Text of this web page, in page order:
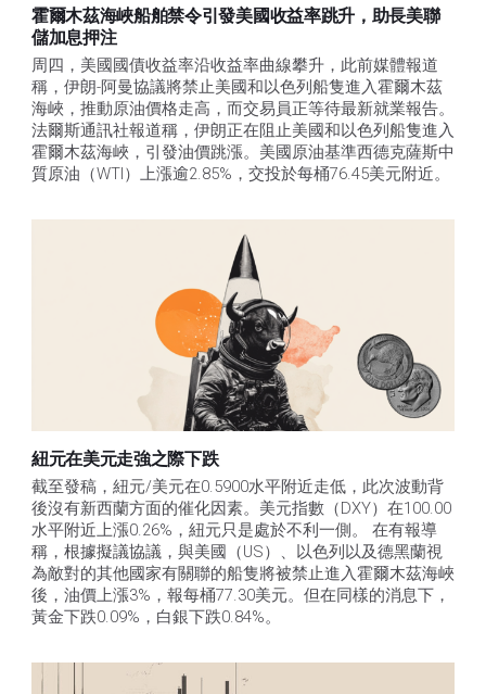
霍爾木茲海峽船舶禁令引發美國收益率跳升，助長美聯
儲加息押注
周四，美國國債收益率沿收益率曲線攀升，此前媒體報道
稱，伊朗-阿曼協議將禁止美國和以色列船隻進入霍爾木茲
海峽，推動原油價格走高，而交易員正等待最新就業報告。
法爾斯通訊社報道稱，伊朗正在阻止美國和以色列船隻進入
霍爾木茲海峽，引發油價跳漲。美國原油基準西德克薩斯中
質原油（WTI）上漲逾2.85%，交投於每桶76.45美元附近。
紐元在美元走強之際下跌
截至發稿，紐元/美元在0.5900水平附近走低，此次波動背
後沒有新西蘭方面的催化因素。美元指數（DXY）在100.00
水平附近上漲0.26%，紐元只是處於不利一側。 在有報導
稱，根據擬議協議，與美國（US）、以色列以及德黑蘭視
為敵對的其他國家有關聯的船隻將被禁止進入霍爾木茲海峽
後，油價上漲3%，報每桶77.30美元。但在同樣的消息下，
黃金下跌0.09%，白銀下跌0.84%。